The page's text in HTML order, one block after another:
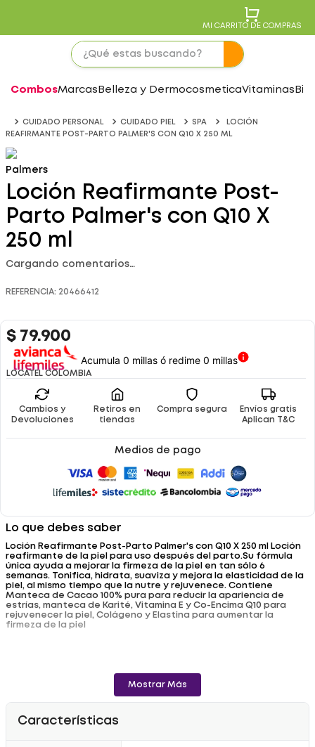
MI CARRITO DE COMPRAS
CombosMarcas Belleza y DermocosmeticaVitaminas
CUIDADO PERSONAL CUIDADO PIEL SPA
LOCIÓN
REAFIRMANTE POST-PARTO PALMER'S CON Q10 X 250 ML
Palmers
Loción Reafirmante Post-
Parto Palmer's con Q10 X
250 ml
Cargando comentarios…
REFERENCIA: 20466412
$ 79.900
Acumula 0 millas ó redime 0 millas
LOCATEL COLOMBIA
Cambios y
Devoluciones
Retiros en
tiendas
Compra segura
Envíos gratis
Aplican T&C
Medios de pago
Lo que debes saber
Loción Reafirmante Post-Parto Palmer's con Q10 X 250 ml Loción
reafirmante de la piel para uso después del parto.Su fórmula
única ayuda a mejorar la firmeza de la piel en tan sólo 6
semanas. Tonifica, hidrata, suaviza y mejora la elasticidad de la
piel, al mismo tiempo que la nutre y rejuvenece. Contiene
Manteca de Cacao 100% pura para reducir la apariencia de
estrías, manteca de Karité, Vitamina E y Co-Encima Q10 para
rejuvenecer la piel, Colágeno y Elastina para aumentar la
firmeza de la piel
Mostrar Más
Características